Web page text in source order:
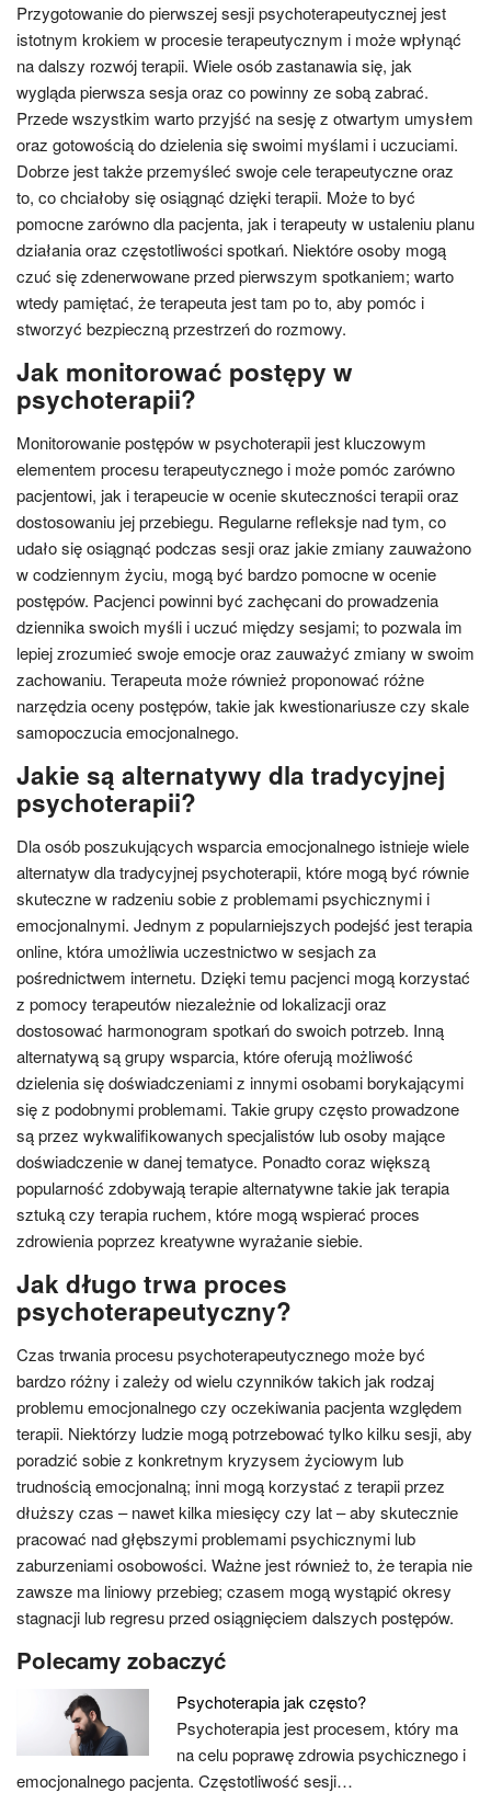
Przygotowanie do pierwszej sesji psychoterapeutycznej jest
istotnym krokiem w procesie terapeutycznym i może wpłynąć
na dalszy rozwój terapii. Wiele osób zastanawia się, jak
wygląda pierwsza sesja oraz co powinny ze sobą zabrać.
Przede wszystkim warto przyjść na sesję z otwartym umysłem
oraz gotowością do dzielenia się swoimi myślami i uczuciami.
Dobrze jest także przemyśleć swoje cele terapeutyczne oraz
to, co chciałoby się osiągnąć dzięki terapii. Może to być
pomocne zarówno dla pacjenta, jak i terapeuty w ustaleniu planu
działania oraz częstotliwości spotkań. Niektóre osoby mogą
czuć się zdenerwowane przed pierwszym spotkaniem; warto
wtedy pamiętać, że terapeuta jest tam po to, aby pomóc i
stworzyć bezpieczną przestrzeń do rozmowy.
Jak monitorować postępy w
psychoterapii?
Monitorowanie postępów w psychoterapii jest kluczowym
elementem procesu terapeutycznego i może pomóc zarówno
pacjentowi, jak i terapeucie w ocenie skuteczności terapii oraz
dostosowaniu jej przebiegu. Regularne refleksje nad tym, co
udało się osiągnąć podczas sesji oraz jakie zmiany zauważono
w codziennym życiu, mogą być bardzo pomocne w ocenie
postępów. Pacjenci powinni być zachęcani do prowadzenia
dziennika swoich myśli i uczuć między sesjami; to pozwala im
lepiej zrozumieć swoje emocje oraz zauważyć zmiany w swoim
zachowaniu. Terapeuta może również proponować różne
narzędzia oceny postępów, takie jak kwestionariusze czy skale
samopoczucia emocjonalnego.
Jakie są alternatywy dla tradycyjnej
psychoterapii?
Dla osób poszukujących wsparcia emocjonalnego istnieje wiele
alternatyw dla tradycyjnej psychoterapii, które mogą być równie
skuteczne w radzeniu sobie z problemami psychicznymi i
emocjonalnymi. Jednym z popularniejszych podejść jest terapia
online, która umożliwia uczestnictwo w sesjach za
pośrednictwem internetu. Dzięki temu pacjenci mogą korzystać
z pomocy terapeutów niezależnie od lokalizacji oraz
dostosować harmonogram spotkań do swoich potrzeb. Inną
alternatywą są grupy wsparcia, które oferują możliwość
dzielenia się doświadczeniami z innymi osobami borykającymi
się z podobnymi problemami. Takie grupy często prowadzone
są przez wykwalifikowanych specjalistów lub osoby mające
doświadczenie w danej tematyce. Ponadto coraz większą
popularność zdobywają terapie alternatywne takie jak terapia
sztuką czy terapia ruchem, które mogą wspierać proces
zdrowienia poprzez kreatywne wyrażanie siebie.
Jak długo trwa proces
psychoterapeutyczny?
Czas trwania procesu psychoterapeutycznego może być
bardzo różny i zależy od wielu czynników takich jak rodzaj
problemu emocjonalnego czy oczekiwania pacjenta względem
terapii. Niektórzy ludzie mogą potrzebować tylko kilku sesji, aby
poradzić sobie z konkretnym kryzysem życiowym lub
trudnością emocjonalną; inni mogą korzystać z terapii przez
dłuższy czas – nawet kilka miesięcy czy lat – aby skutecznie
pracować nad głębszymi problemami psychicznymi lub
zaburzeniami osobowości. Ważne jest również to, że terapia nie
zawsze ma liniowy przebieg; czasem mogą wystąpić okresy
stagnacji lub regresu przed osiągnięciem dalszych postępów.
Polecamy zobaczyć
Psychoterapia jak często?
Psychoterapia jest procesem, który ma
na celu poprawę zdrowia psychicznego i
emocjonalnego pacjenta. Częstotliwość sesji…